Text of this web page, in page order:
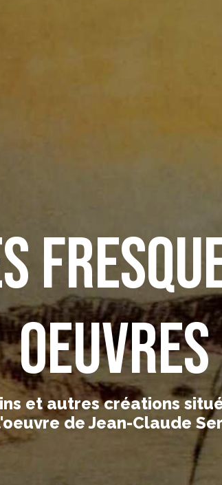
oeuvres
et autres créations
de Jean-Claude